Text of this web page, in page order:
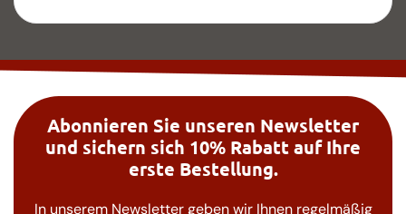
Abonnieren Sie unseren Newsletter
und sichern sich 10% Rabatt auf Ihre
erste Bestellung.
In unserem Newsletter geben wir Ihnen regelmäßig